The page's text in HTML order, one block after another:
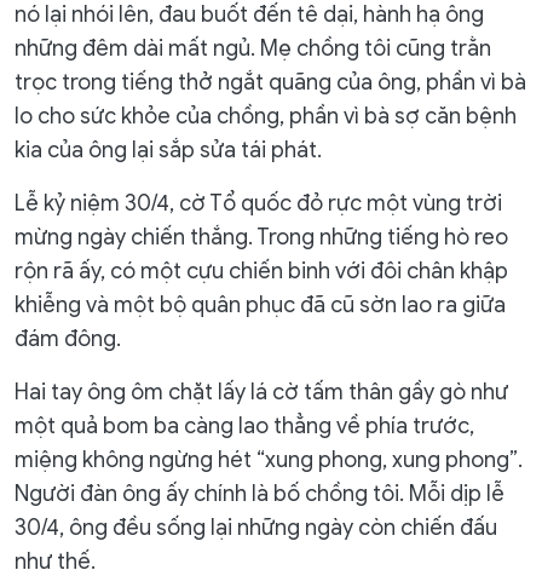
nó lại nhói lên, đau buốt đến tê dại, hành hạ ông
những đêm dài mất ngủ. Mẹ chồng tôi cũng trằn
trọc trong tiếng thở ngắt quãng của ông, phần vì bà
lo cho sức khỏe của chồng, phần vì bà sợ căn bệnh
kia của ông lại sắp sửa tái phát.
Lễ kỷ niệm 30/4, cờ Tổ quốc đỏ rực một vùng trời
mừng ngày chiến thắng. Trong những tiếng hò reo
rộn rã ấy, có một cựu chiến binh với đôi chân khập
khiễng và một bộ quân phục đã cũ sờn lao ra giữa
đám đông.
Hai tay ông ôm chặt lấy lá cờ tấm thân gầy gò như
một quả bom ba càng lao thẳng về phía trước,
miệng không ngừng hét “xung phong, xung phong”.
Người đàn ông ấy chính là bố chồng tôi. Mỗi dịp lễ
30/4, ông đều sống lại những ngày còn chiến đấu
như thế.